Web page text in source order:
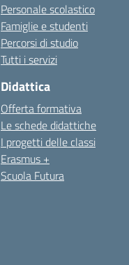
Personale scolastico
Famiglie e studenti
Percorsi di studio
Tutti i servizi
Didattica
Offerta formativa
Le schede didattiche
I progetti delle classi
Erasmus +
Scuola Futura